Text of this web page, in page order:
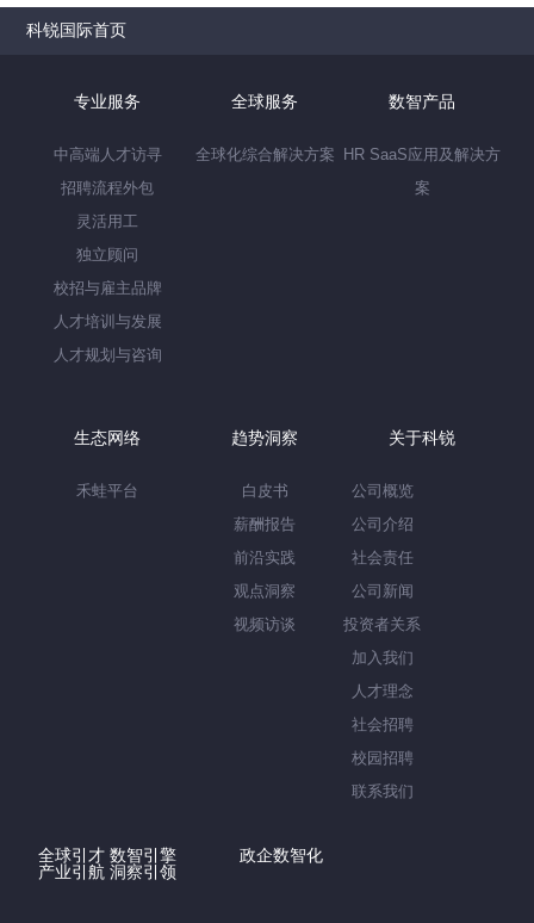
达及新兴市场，出海阶段也在不断深化……
科锐国际首页
专业服务
中高端人才访寻
招聘流程外包
灵活用工
独立顾问
校招与雇主品牌
人才培训与发展
人才规划与咨询
全球服务
全球化综合解决方案
数智产品
HR SaaS应用及解决方
案
生态网络
禾蛙平台
趋势洞察
白皮书
薪酬报告
前沿实践
观点洞察
视频访谈
关于科锐
公司概览
公司介绍
社会责任
公司新闻
投资者关系
加入我们
人才理念
社会招聘
校园招聘
联系我们
全球引才 数智引擎
产业引航 洞察引领
政企数智化